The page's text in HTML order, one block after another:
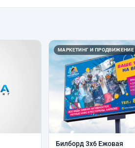
МАРКЕТИНГ И ПРОДВИЖЕНИЕ
Билборд 3х6 Ежовая